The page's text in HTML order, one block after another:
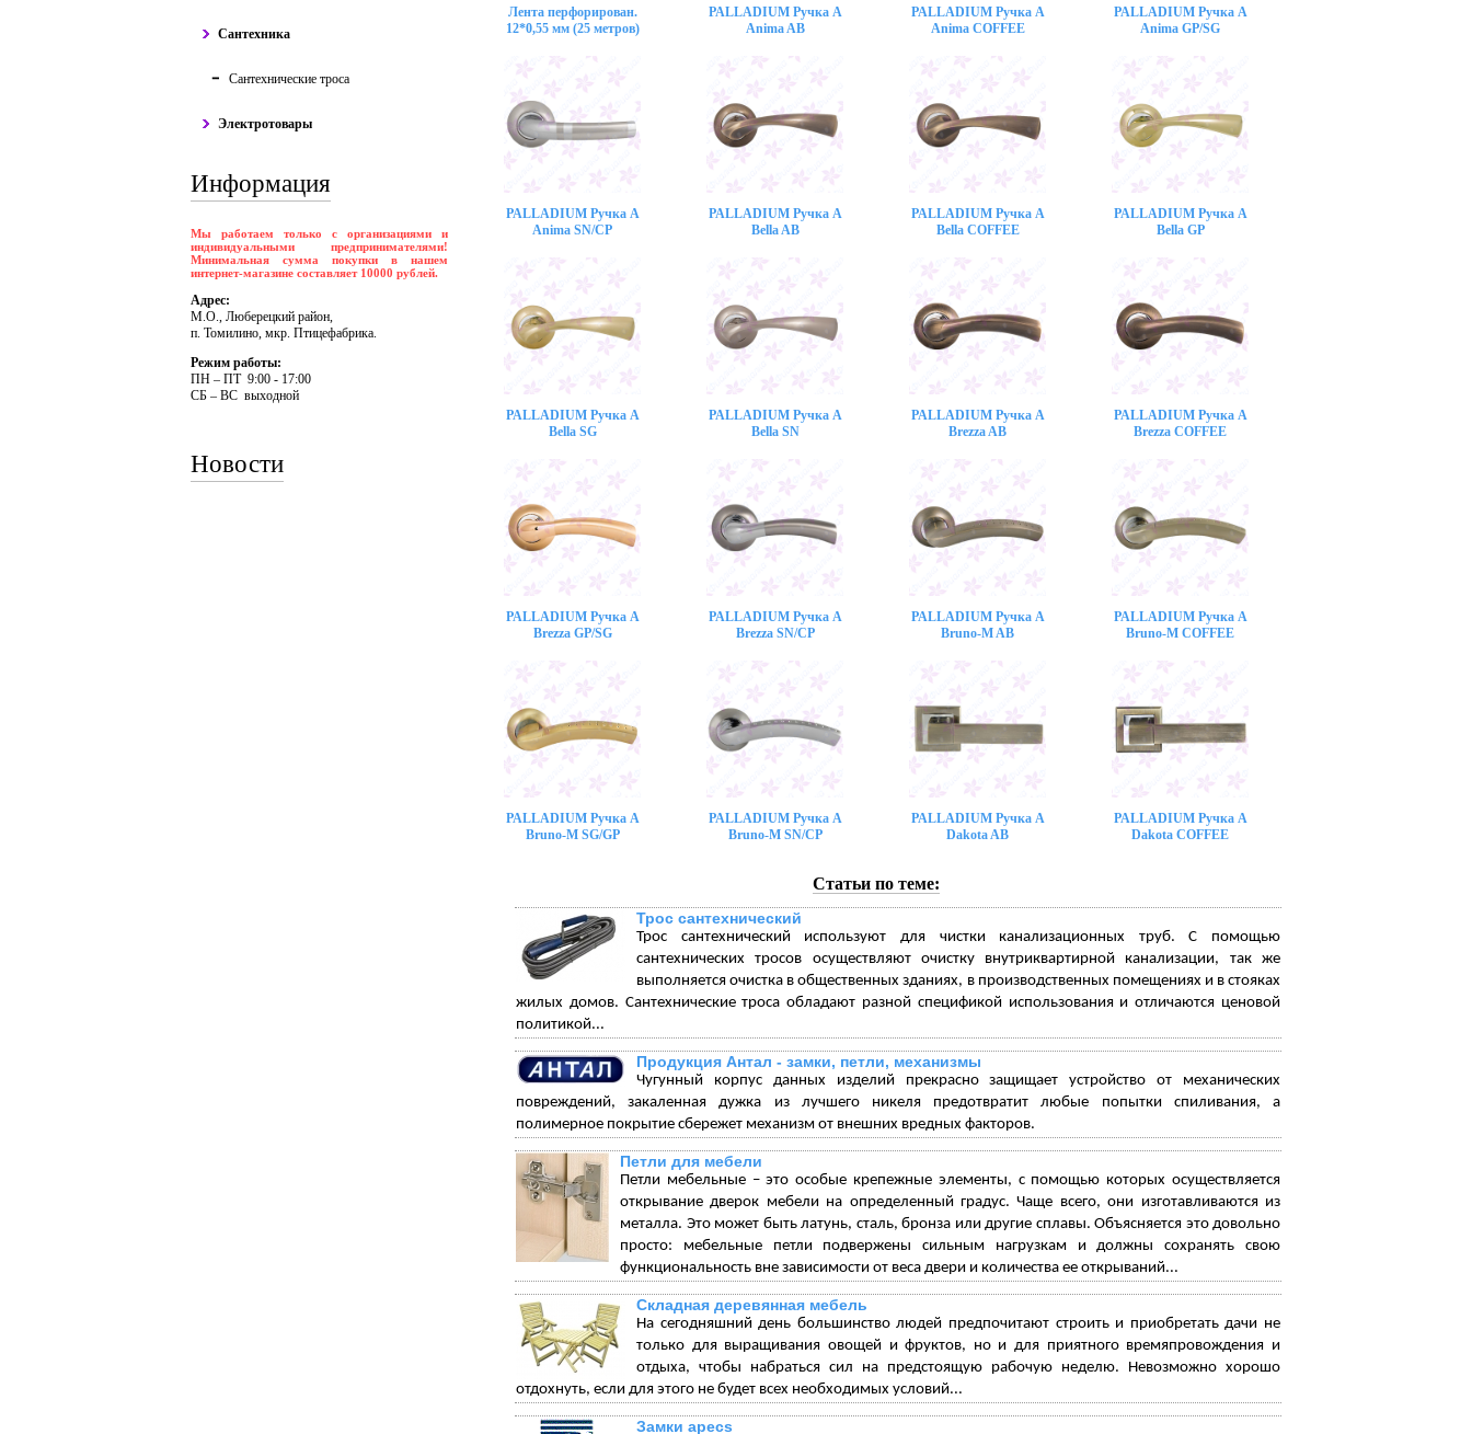
Сантехника
Сантехнические троса
Электротовары
Информация
Мы работаем только с организациями и
индивидуальными предпринимателями!
Минимальная сумма покупки в нашем
интернет-магазине составляет 10000 рублей.
Адрес:
М.О., Люберецкий район,
п. Томилино, мкр. Птицефабрика.
Режим работы:
ПH – ПT 9:00 - 17:00
CБ – BC выходной
Новости
Лента перфорирован.
12*0,55 мм (25 метров)
PALLADIUM Ручка A
Anima AB
PALLADIUM Ручка A
Anima COFFEE
PALLADIUM Ручка A
Anima GP/SG
PALLADIUM Ручка A
Anima SN/CP
PALLADIUM Ручка A
Bella AB
PALLADIUM Ручка A
Bella COFFEE
PALLADIUM Ручка A
Bella GP
PALLADIUM Ручка A
Bella SG
PALLADIUM Ручка A
Bella SN
PALLADIUM Ручка A
Brezza AB
PALLADIUM Ручка A
Brezza COFFEE
PALLADIUM Ручка A
Brezza GP/SG
PALLADIUM Ручка A
Brezza SN/CP
PALLADIUM Ручка A
Bruno-M AB
PALLADIUM Ручка A
Bruno-M COFFEE
PALLADIUM Ручка A
Bruno-M SG/GP
PALLADIUM Ручка A
Bruno-M SN/CP
PALLADIUM Ручка A
Dakota AB
PALLADIUM Ручка A
Dakota COFFEE
Статьи по теме:
Трос сантехнический
Трос сантехнический используют для чистки канализационных труб. С помощью
сантехнических тросов осуществляют очистку внутриквартирной канализации, так же
выполняется очистка в общественных зданиях, в производственных помещениях и в стояках
жилых домов. Сантехнические троса обладают разной спецификой использования и отличаются ценовой
политикой...
Продукция Антал - замки, петли, механизмы
Чугунный корпус данных изделий прекрасно защищает устройство от механических
повреждений, закаленная дужка из лучшего никеля предотвратит любые попытки спиливания, а
полимерное покрытие сбережет механизм от внешних вредных факторов.
Петли для мебели
Петли мебельные – это особые крепежные элементы, с помощью которых осуществляется
открывание дверок мебели на определенный градус. Чаще всего, они изготавливаются из
металла. Это может быть латунь, сталь, бронза или другие сплавы. Объясняется это довольно
просто: мебельные петли подвержены сильным нагрузкам и должны сохранять свою
функциональность вне зависимости от веса двери и количества ее открываний...
Складная деревянная мебель
На сегодняшний день большинство людей предпочитают строить и приобретать дачи не
только для выращивания овощей и фруктов, но и для приятного времяпровождения и
отдыха, чтобы набраться сил на предстоящую рабочую неделю. Невозможно хорошо
отдохнуть, если для этого не будет всех необходимых условий...
Замки apecs